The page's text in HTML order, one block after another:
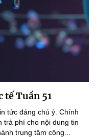
English
tế Tuần 51
tức đáng chú ý. Chính
trả phí cho nội dung tin
trung tâm công...